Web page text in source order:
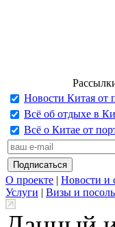
Новости Китая от
Всё об отдыхе в
Всё о Китае от
О проекте | Новости и
Услуги | Визы и